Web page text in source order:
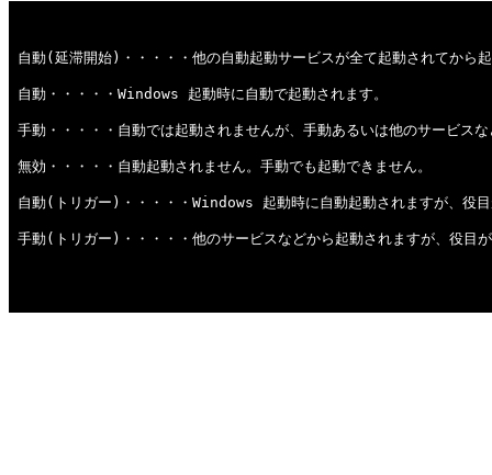
自動(延滞開始)・・・・・他の自動起動サービスが全て起動されてから
自動・・・・・Windows 起動時に自動で起動されます。
手動・・・・・自動では起動されませんが、手動あるいは他のサービス
無効・・・・・自動起動されません。手動でも起動できません。
自動(トリガー)・・・・・Windows 起動時に自動起動されますが、役
手動(トリガー)・・・・・他のサービスなどから起動されますが、役目